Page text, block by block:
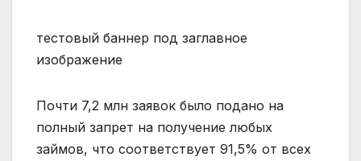
тестовый баннер под заглавное
изображение
Почти 7,2 млн заявок было подано на
полный запрет на получение любых
займов, что соответствует 91,5% от всех